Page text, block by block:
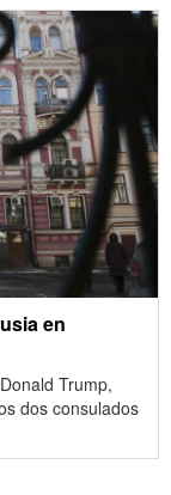
en
Trump,
dos consulados